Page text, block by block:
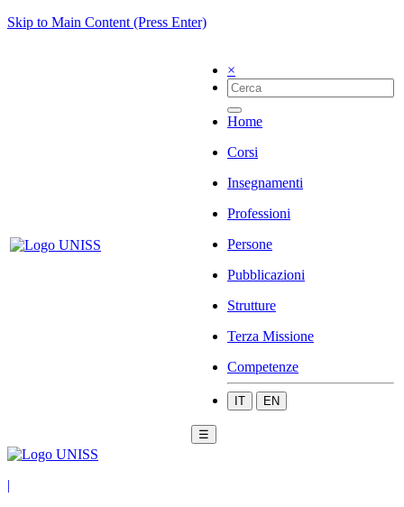
Skip to Main Content (Press Enter)
×
Home
Corsi
Insegnamenti
Professioni
Persone
Pubblicazioni
Strutture
Terza Missione
Competenze
IT EN
☰
|